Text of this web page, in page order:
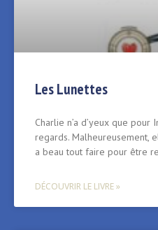
Les Lunettes
Charlie n’a d’yeux que pour
regards. Malheureusement,
a beau tout faire pour être
DÉCOUVRIR LE LIVRE »